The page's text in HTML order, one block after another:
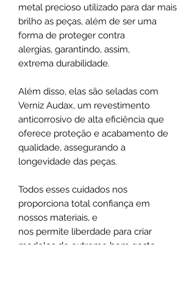
metal precioso utilizado para dar mais
brilho as peças, além de ser uma
forma de proteger contra
alergias, garantindo, assim,
extrema durabilidade.
Além disso, elas são seladas com
Verniz Audax, um revestimento
anticorrosivo de alta eficiência que
oferece proteção e acabamento de
qualidade, assegurando a
longevidade das peças.
Todos esses cuidados nos
proporciona total confiança em
nossos materiais, e
nos permite liberdade para criar
modelos de extremo bom gosto.